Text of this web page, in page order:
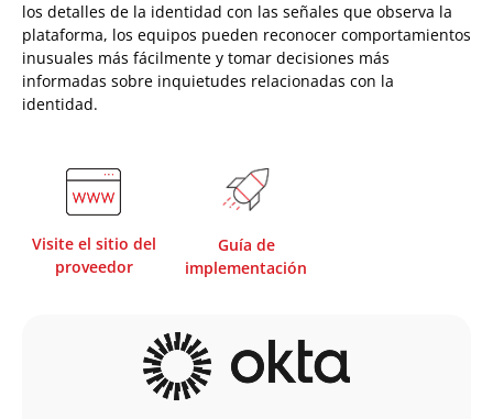
los detalles de la identidad con las señales que observa la
plataforma, los equipos pueden reconocer comportamientos
inusuales más fácilmente y tomar decisiones más
informadas sobre inquietudes relacionadas con la
identidad.
Visite el sitio del
proveedor
Guía de
implementación